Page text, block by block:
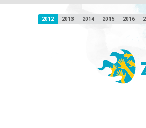
2012 2013 2014 2015 2016